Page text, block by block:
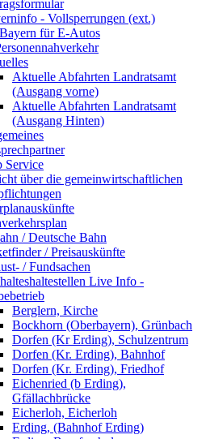
- Vollsperrungen (ext.)
für E-Autos
Aktuelle Abfahrten Landratsamt
(Ausgang vorne)
Aktuelle Abfahrten Landratsamt
(Ausgang Hinten)
Service
über die gemeinwirtschaftlichen
/ Deutsche Bahn
/ Preisauskünfte
/ Fundsachen
Live Info -
Berglern, Kirche
Bockhorn (Oberbayern), Grünbach
Dorfen (Kr Erding), Schulzentrum
Dorfen (Kr. Erding), Bahnhof
Dorfen (Kr. Erding), Friedhof
Eichenried (b Erding),
Gfällachbrücke
Eicherloh, Eicherloh
Erding, (Bahnhof Erding)